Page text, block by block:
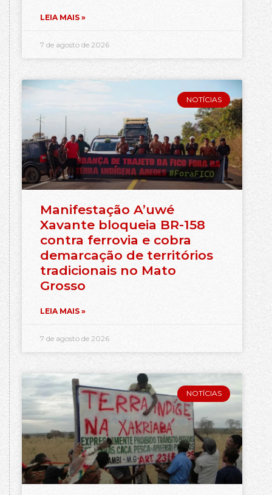
LEIA MAIS »
7 de agosto de 2026
NOTÍCIAS
Manifestação A’uwé
Xavante bloqueia BR-158
contra ferrovia e cobra
demarcação de territórios
tradicionais no Mato
Grosso
LEIA MAIS »
7 de agosto de 2026
NOTÍCIAS